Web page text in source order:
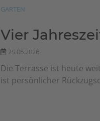
GARTEN
Vier
25.06.2026
Die Terrasse ist heute
ist persönlicher